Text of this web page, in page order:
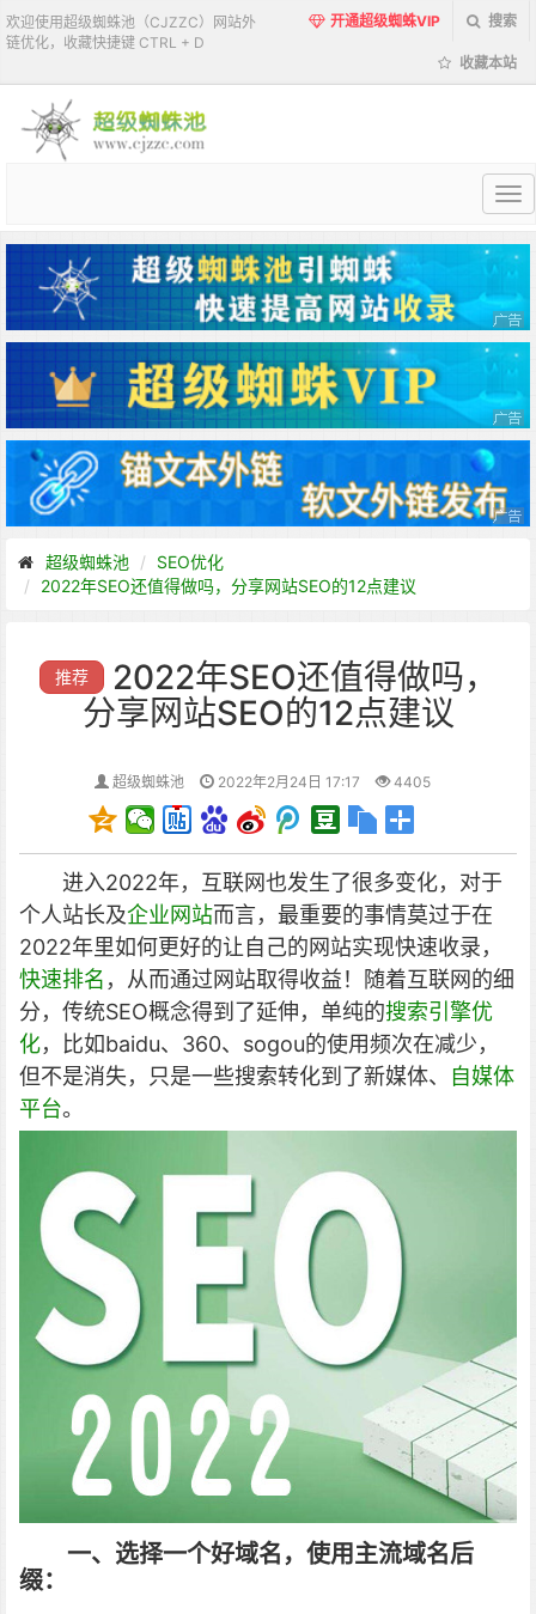
欢迎使用超级蜘蛛池（CJZZC）网站外
链优化，收藏快捷键 CTRL + D
开通超级蜘蛛VIP 搜索
收藏本站
超
蜘
蛛
池
超级蜘蛛池
SEO优化
2022年SEO还值得做吗，分享网站SEO的12点建议
推荐
2022年SEO还值得做吗，
分享网站SEO的12点建议
超级蜘蛛池 2022年2月24日 17:17 4405
进入2022年，互联网也发生了很多变化，对于
个人站长及企业网站而言，最重要的事情莫过于在
2022年里如何更好的让自己的网站实现快速收录，
快速排名 ，从而通过网站取得收益！随着互联网的细
分，传统SEO概念得到了延伸，单纯的搜索引擎优
化，比如baidu、360、sogou的使用频次在减少，
但不是消失，只是一些搜索转化到了新媒体、
自媒体
平台。
一、选择一个好域名，使用主流域名后
缀：